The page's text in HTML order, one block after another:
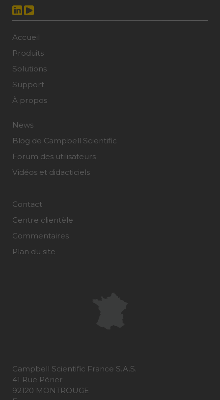
Accueil
Produits
Solutions
Support
À propos
News
Blog de Campbell Scientific
Forum des utilisateurs
Vidéos et didacticiels
Contact
Centre clientèle
Commentaires
Plan du site
Campbell Scientific France S.A.S.
41 Rue Périer
92120 MONTROUGE